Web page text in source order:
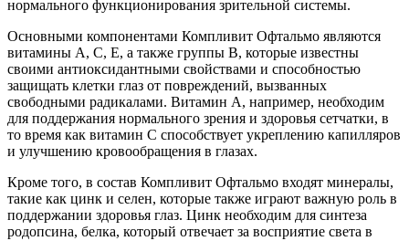
нормального функционирования зрительной системы.
Основными компонентами Компливит Офтальмо являются
витамины A, C, E, а также группы B, которые известны
своими антиоксидантными свойствами и способностью
защищать клетки глаз от повреждений, вызванных
свободными радикалами. Витамин A, например, необходим
для поддержания нормального зрения и здоровья сетчатки, в
то время как витамин C способствует укреплению капилляров
и улучшению кровообращения в глазах.
Кроме того, в состав Компливит Офтальмо входят минералы,
такие как цинк и селен, которые также играют важную роль в
поддержании здоровья глаз. Цинк необходим для синтеза
родопсина, белка, который отвечает за восприятие света в